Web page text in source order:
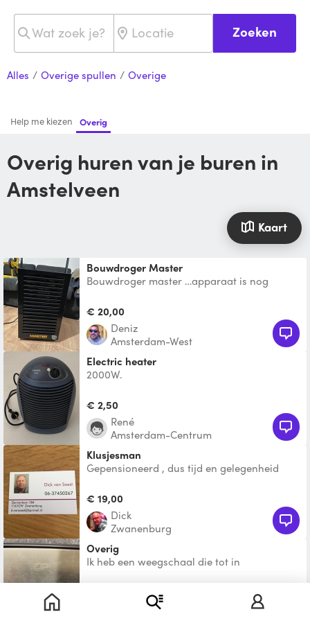
Zoeken
Alles / Overige spullen / Overige
Help me kiezen Overig
Overig huren van je buren in
Amstelveen
Kaart
Bouwdroger Master
Bouwdroger master …apparaat is nog
muur , huis kamer .. .b
€ 20,00
Deniz
Amsterdam-West
Electric heater
2000W.
€ 2,50
René
Amsterdam-Centrum
Klusjesman
Gepensioneerd , dus tijd en gelegenheid
onderhoud van vastgoed
€ 19,00
Dick
Zwanenburg
Overig
Ik heb een weegschaal die tot in